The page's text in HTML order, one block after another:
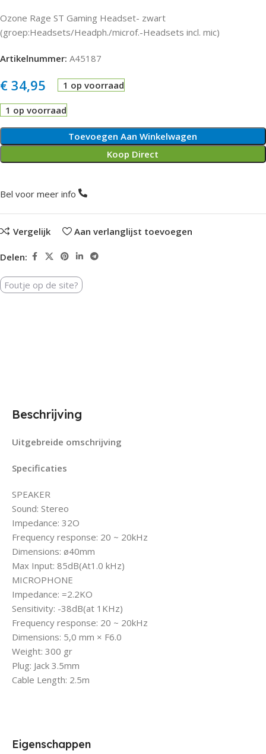
Ozone Rage ST Gaming Headset- zwart
(groep:Headsets/Headph./microf.-Headsets incl. mic)
Artikelnummer: A45187
€ 34,95 1 op voorraad
1 op voorraad
Toevoegen Aan Winkelwagen
Koop Direct
Bel voor meer info
Vergelijk Aan verlanglijst toevoegen
Delen:
Foutje op de site?
Beschrijving
Uitgebreide omschrijving
Specificaties
SPEAKER
Sound: Stereo
Impedance: 32O
Frequency response: 20 ~ 20kHz
Dimensions: ø40mm
Max Input: 85dB(At1.0 kHz)
MICROPHONE
Impedance: =2.2KO
Sensitivity: -38dB(at 1KHz)
Frequency response: 20 ~ 20kHz
Dimensions: 5,0 mm × F6.0
Weight: 300 gr
Plug: Jack 3.5mm
Cable Length: 2.5m
Eigenschappen